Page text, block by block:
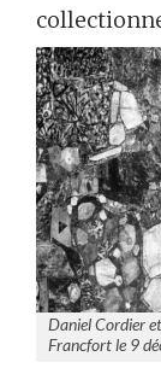
Daniel Cordier
Francfort le 9